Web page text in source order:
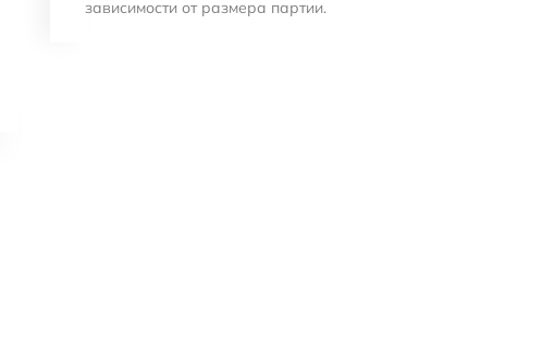
зависимости от размера партии.